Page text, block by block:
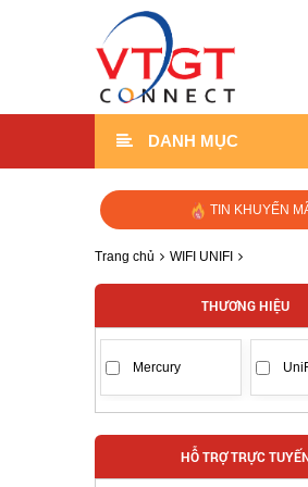
DANH MỤC
TIN KHUYẾN
Trang chủ WIFI UNIFI
THƯƠNG HIỆU
Mercury
HỖ TRỢ TRỰC